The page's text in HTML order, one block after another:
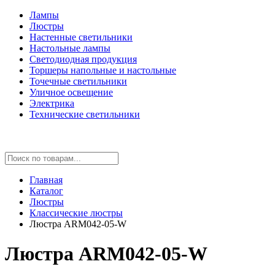
Лампы
Люстры
Настенные светильники
Настольные лампы
Светодиодная продукция
Торшеры напольные и настольные
Точечные светильники
Уличное освещение
Электрика
Технические светильники
Главная
Каталог
Люстры
Классические люстры
Люстра ARM042-05-W
Люстра ARM042-05-W